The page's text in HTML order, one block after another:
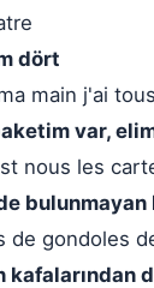
dört
main j'ai
var,
nous les
gondoles
kafalarından